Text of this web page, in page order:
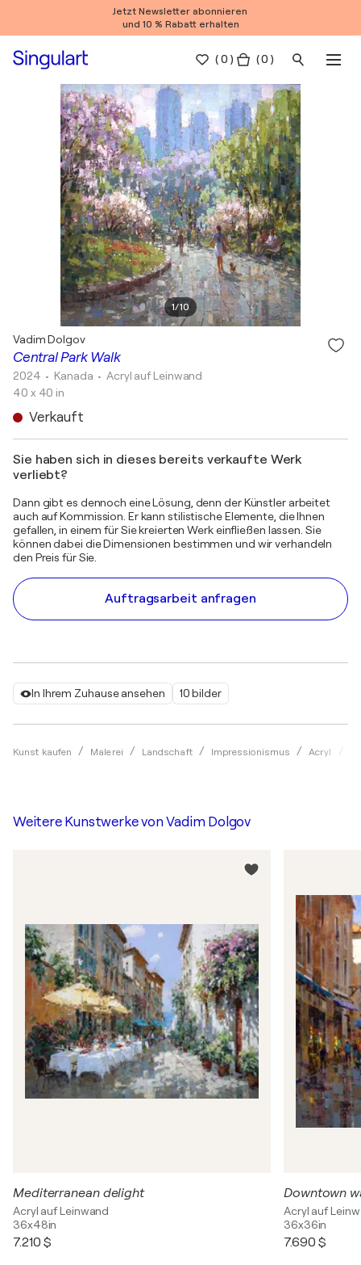
Jetzt Newsletter abonnieren
und 10 % Rabatt erhalten
(0 ) ( 0 )
1/10
In Ihrem Zuhause ansehen 10 bilder
Kunst kaufen Malerei Landschaft Impressionismus Acryl
Central Park Walk
Vadim Dolgov
2024 • Kanada •Acryl auf Leinwand
40 x 40 in
Verkauft
Sie haben sich in dieses bereits verkaufte Werk
verliebt?
Dann gibt es dennoch eine Lösung, denn der Künstler arbeitet
auch auf Kommission. Er kann stilistische Elemente, die Ihnen
gefallen, in einem für Sie kreierten Werk einfließen lassen. Sie
können dabei die Dimensionen bestimmen und wir verhandeln
den Preis für Sie.
Auftragsarbeit anfragen
Weitere Kunstwerke vonVadim Dolgov
Mediterranean delight
Acryl auf Leinwand
36x48in
7.210 $
Downtown
Acryl auf
36x36in
7.690 $